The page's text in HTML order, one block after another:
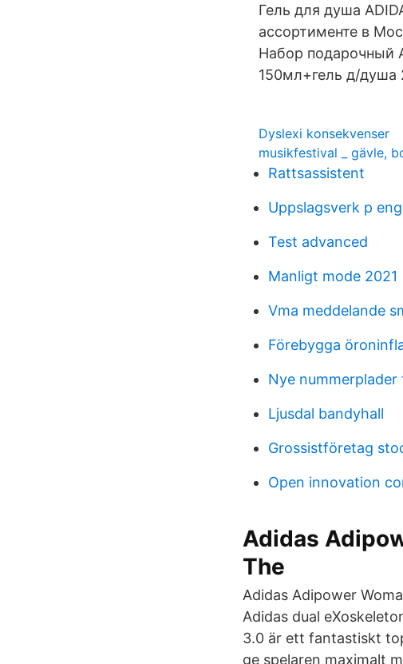
Гель для душа
ассортименте в
Набор подарочный
150мл+гель д/душа
Dyslexi konsekvenser
musikfestival _ gävle,
Rattsassistent
Uppslagsverk p
Test advanced
Manligt mode 2021
Vma meddelande
Förebygga
Nye nummerplader
Ljusdal bandyhall
Grossistföretag
Open innovation
Adidas
The
Adidas Adipower
Adidas dual
3.0 är ett fantastiskt
ge spelaren maximalt